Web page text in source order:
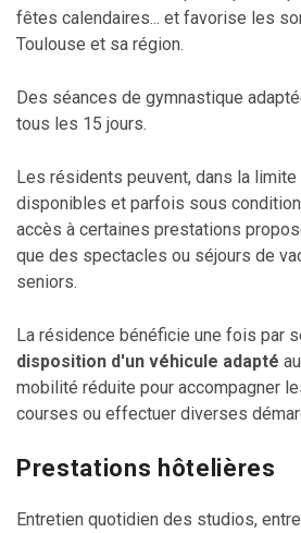
fêtes calendaires... et favorise les
Toulouse et sa région.
Des séances de gymnastique
tous les 15 jours.
Les résidents peuvent, dans la
disponibles et parfois sous
accès à certaines prestations
que des spectacles ou séjours de
seniors.
La résidence bénéficie une fois par
disposition d'un véhicule adapté
mobilité réduite pour accompagner
courses ou effectuer diverses
Prestations hôtelières
Entretien quotidien des studios,